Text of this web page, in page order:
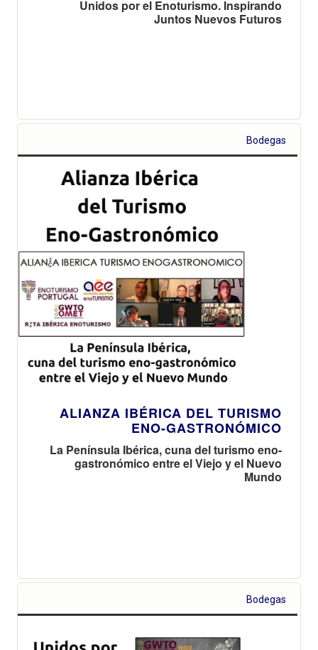
Unidos por el Enoturismo. Inspirando
Juntos Nuevos Futuros
Bodegas
ALIANZA IBÉRICA DEL TURISMO
ENO-GASTRONÓMICO
La Península Ibérica, cuna del turismo eno-
gastronómico entre el Viejo y el Nuevo
Mundo
Bodegas